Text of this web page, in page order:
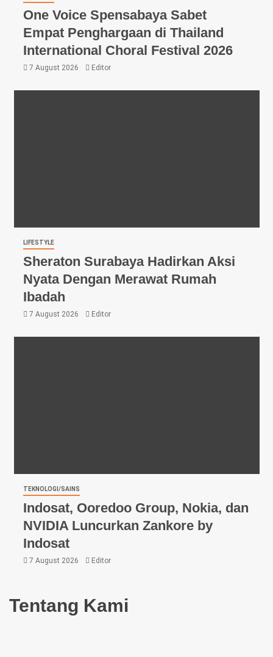
One Voice Spensabaya Sabet
Empat Penghargaan di Thailand
International Choral Festival 2026
7 August 2026 Editor
LIFESTYLE
Sheraton Surabaya Hadirkan Aksi
Nyata Dengan Merawat Rumah
Ibadah
7 August 2026 Editor
TEKNOLOGI/SAINS
Indosat, Ooredoo Group, Nokia, dan
NVIDIA Luncurkan Zankore by
Indosat
7 August 2026 Editor
Tentang Kami